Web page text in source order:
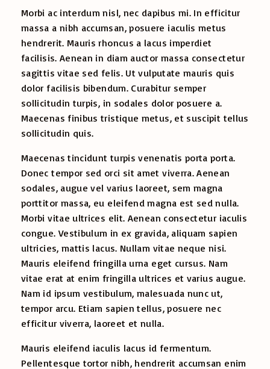
Morbi ac interdum nisl, nec dapibus mi. In efficitur
massa a nibh accumsan, posuere iaculis metus
hendrerit. Mauris rhoncus a lacus imperdiet
facilisis. Aenean in diam auctor massa consectetur
sagittis vitae sed felis. Ut vulputate mauris quis
dolor facilisis bibendum. Curabitur semper
sollicitudin turpis, in sodales dolor posuere a.
Maecenas finibus tristique metus, et suscipit tellus
sollicitudin quis.
Maecenas tincidunt turpis venenatis porta porta.
Donec tempor sed orci sit amet viverra. Aenean
sodales, augue vel varius laoreet, sem magna
porttitor massa, eu eleifend magna est sed nulla.
Morbi vitae ultrices elit. Aenean consectetur iaculis
congue. Vestibulum in ex gravida, aliquam sapien
ultricies, mattis lacus. Nullam vitae neque nisi.
Mauris eleifend fringilla urna eget cursus. Nam
vitae erat at enim fringilla ultrices et varius augue.
Nam id ipsum vestibulum, malesuada nunc ut,
tempor arcu. Etiam sapien tellus, posuere nec
efficitur viverra, laoreet et nulla.
Mauris eleifend iaculis lacus id fermentum.
Pellentesque tortor nibh, hendrerit accumsan enim